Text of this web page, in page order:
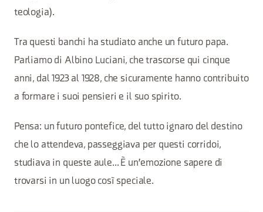
teologia).
Tra questi banchi ha studiato anche un futuro papa.
Parliamo di Albino Luciani, che trascorse qui cinque
anni, dal 1923 al 1928, che sicuramente hanno contribuito
a formare i suoi pensieri e il suo spirito.
Pensa: un futuro pontefice, del tutto ignaro del destino
che lo attendeva, passeggiava per questi corridoi,
studiava in queste aule... È un'emozione sapere di
trovarsi in un luogo così speciale.